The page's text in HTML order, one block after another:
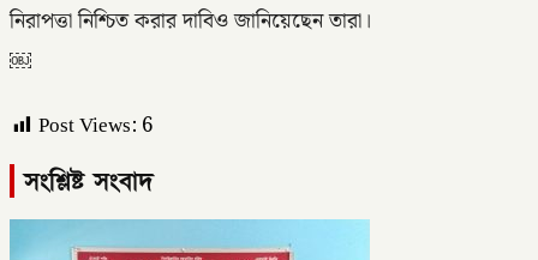
নিরাপত্তা নিশ্চিত করার দাবিও জানিয়েছেন তারা।
￼
Post Views: 6
সংশ্লিষ্ট সংবাদ